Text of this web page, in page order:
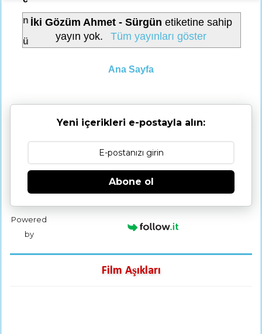
n
ü
İki Gözüm Ahmet - Sürgün etiketine sahip
yayın yok.
Tüm yayınları göster
Ana Sayfa
Yeni içerikleri e-postayla alın:
Abone ol
Powered
by
Film Aşıkları